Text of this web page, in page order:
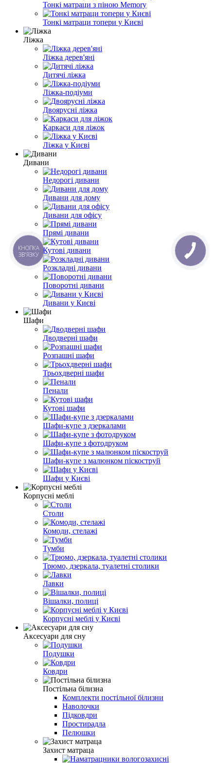
Тонкі матраци з піною Memory
Тонкі матраци топери у Києві
Ліжка
Ліжка дерев'яні
Дитячі ліжка
Ліжка-подіуми
Двоярусні ліжка
Каркаси для ліжок
Ліжка у Києві
Дивани
Недорогі дивани
Дивани для дому
Дивани для офісу
Прямі дивани
Кутові дивани
Розкладні дивани
Поворотні дивани
Дивани у Києві
Шафи
Дводверні шафи
Розпашні шафи
Трьохдверні шафи
Пенали
Кутові шафи
Шафи-купе з дзеркалами
Шафи-купе з фотодруком
Шафи-купе з малюнком піскоструй
Шафи у Києві
Корпусні меблі
Столи
Комоди, стелажі
Тумби
Трюмо, дзеркала, туалетні столики
Лавки
Вішалки, полиці
Корпусні меблі у Києві
Аксесуари для сну
Подушки
Ковдри
Постільна білизна
Комплекти постільної білизни
Наволочки
Підковдри
Простирадла
Пелюшки
Захист матраца
КНОПКА
ЗВ'ЯЗКУ